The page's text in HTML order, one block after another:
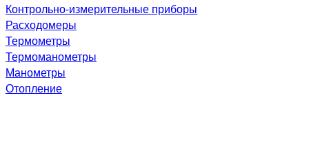
Контрольно-измерительные приборы
Расходомеры
Термометры
Термоманометры
Манометры
Отопление